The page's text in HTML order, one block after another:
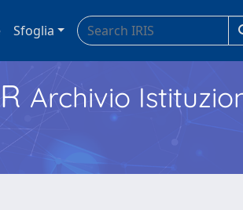
Sfoglia
Archivio